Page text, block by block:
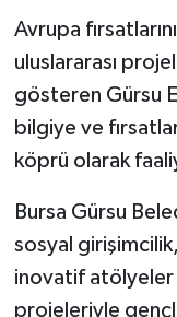
Avrupa
uluslararası
gösteren Gürsu
bilgiye ve
köprü olarak
Bursa Gürsu
sosyal
inovatif atölyeler
projeleriyle